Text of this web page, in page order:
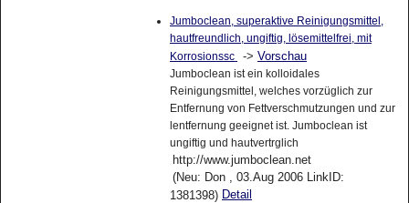
Jumboclean, superaktive Reinigungsmittel,
hautfreundlich, ungiftig, lösemittelfrei, mit
Korrosionssc
-> Vorschau
Jumboclean ist ein kolloidales
Reinigungsmittel, welches vorzüglich zur
Entfernung von Fettverschmutzungen und zur
lentfernung geeignet ist. Jumboclean ist
ungiftig und hautvertrglich
http://www.jumboclean.net
(Neu: Don , 03.Aug 2006 LinkID:
1381398) Detail